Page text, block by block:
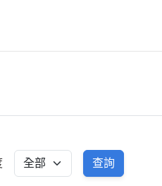
查詢